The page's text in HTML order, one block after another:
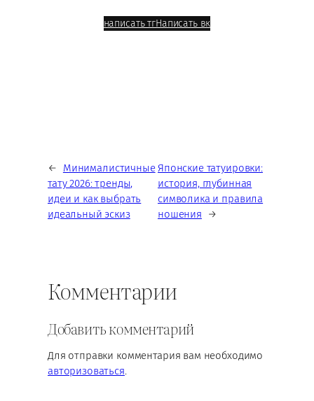
написать тгНаписать вк
←
Минималистичные
тату 2026: тренды,
идеи и как выбрать
идеальный эскиз
Японские татуировки:
история, глубинная
символика и правила
ношения
→
Комментарии
Добавить комментарий
Для отправки комментария вам необходимо
авторизоваться.